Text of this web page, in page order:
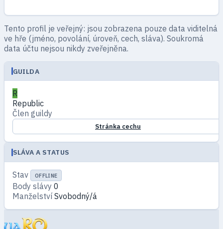
Tento profil je veřejný: jsou zobrazena pouze data viditelná
ve hře (jméno, povolání, úroveň, cech, sláva). Soukromá
data účtu nejsou nikdy zveřejněna.
GUILDA
R
Republic
Člen guildy
Stránka cechu
SLÁVA A STATUS
Stav OFFLINE
Body slávy 0
Manželství Svobodný/á